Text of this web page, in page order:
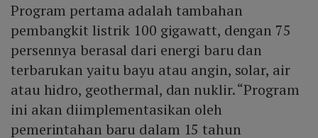
Program pertama adalah tambahan
pembangkit listrik 100 gigawatt, dengan 75
persennya berasal dari energi baru dan
terbarukan yaitu bayu atau angin, solar, air
atau hidro, geothermal, dan nuklir. “Program
ini akan diimplementasikan oleh
pemerintahan baru dalam 15 tahun